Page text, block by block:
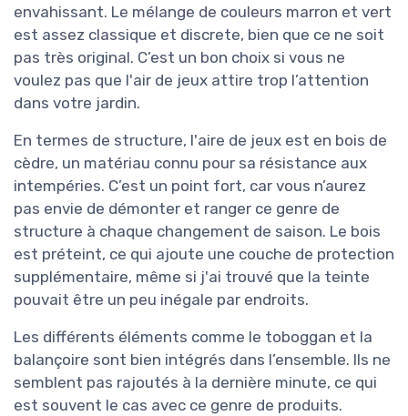
envahissant. Le mélange de couleurs marron et vert
est assez classique et discrete, bien que ce ne soit
pas très original. C’est un bon choix si vous ne
voulez pas que l'air de jeux attire trop l’attention
dans votre jardin.
En termes de structure, l'aire de jeux est en bois de
cèdre, un matériau connu pour sa résistance aux
intempéries. C’est un point fort, car vous n’aurez
pas envie de démonter et ranger ce genre de
structure à chaque changement de saison. Le bois
est préteint, ce qui ajoute une couche de protection
supplémentaire, même si j'ai trouvé que la teinte
pouvait être un peu inégale par endroits.
Les différents éléments comme le toboggan et la
balançoire sont bien intégrés dans l’ensemble. Ils ne
semblent pas rajoutés à la dernière minute, ce qui
est souvent le cas avec ce genre de produits.